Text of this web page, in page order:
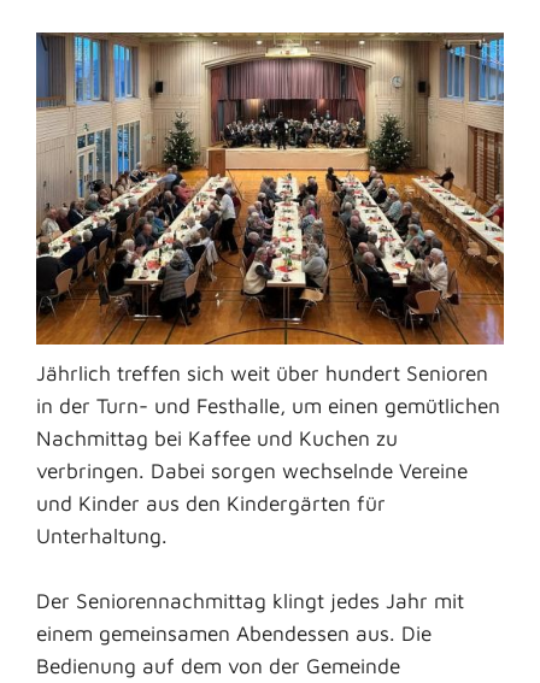
Jährlich treffen sich weit über hundert Senioren
in der Turn- und Festhalle, um einen gemütlichen
Nachmittag bei Kaffee und Kuchen zu
verbringen. Dabei sorgen wechselnde Vereine
und Kinder aus den Kindergärten für
Unterhaltung.
Der Seniorennachmittag klingt jedes Jahr mit
einem gemeinsamen Abendessen aus. Die
Bedienung auf dem von der Gemeinde